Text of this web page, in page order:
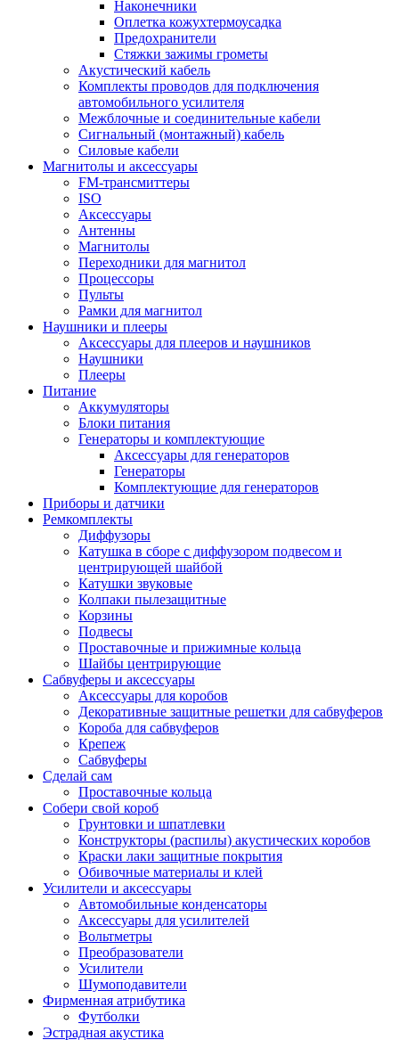
Наконечники
Оплетка кожухтермоусадка
Предохранители
Стяжки зажимы грометы
Акустический кабель
Комплекты проводов для подключения
автомобильного усилителя
Межблочные и соединительные кабели
Сигнальный (монтажный) кабель
Силовые кабели
Магнитолы и аксессуары
FM-трансмиттеры
ISO
Аксессуары
Антенны
Магнитолы
Переходники для магнитол
Процессоры
Пульты
Рамки для магнитол
Наушники и плееры
Аксессуары для плееров и наушников
Наушники
Плееры
Питание
Аккумуляторы
Блоки питания
Генераторы и комплектующие
Аксессуары для генераторов
Генераторы
Комплектующие для генераторов
Приборы и датчики
Ремкомплекты
Диффузоры
Катушка в сборе с диффузором подвесом и
центрирующей шайбой
Катушки звуковые
Колпаки пылезащитные
Корзины
Подвесы
Проставочные и прижимные кольца
Шайбы центрирующие
Сабвуферы и аксессуары
Аксессуары для коробов
Декоративные защитные решетки для сабвуферов
Короба для сабвуферов
Крепеж
Сабвуферы
Сделай сам
Проставочные кольца
Собери свой короб
Грунтовки и шпатлевки
Конструкторы (распилы) акустических коробов
Краски лаки защитные покрытия
Обивочные материалы и клей
Усилители и аксессуары
Автомобильные конденсаторы
Аксессуары для усилителей
Вольтметры
Преобразователи
Усилители
Шумоподавители
Фирменная атрибутика
Футболки
Эстрадная акустика